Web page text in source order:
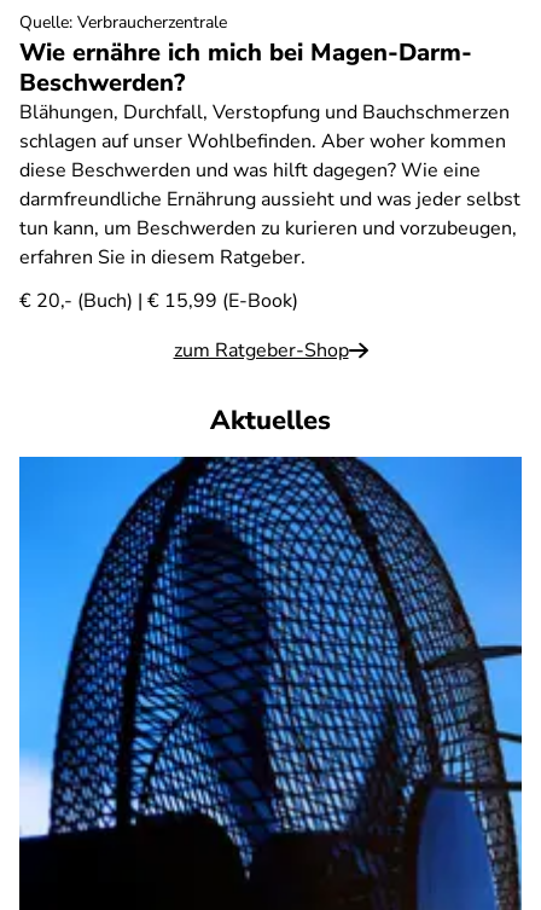
Wie ernähre ich mich bei Magen-Darm-
Beschwerden?
Blähungen, Durchfall, Verstopfung und Bauchschmerzen
schlagen auf unser Wohlbefinden. Aber woher kommen
diese Beschwerden und was hilft dagegen? Wie eine
darmfreundliche Ernährung aussieht und was jeder selbst
tun kann, um Beschwerden zu kurieren und vorzubeugen,
erfahren Sie in diesem Ratgeber.
€ 20,- (Buch) | € 15,99 (E-Book)
zum Ratgeber-Shop
Quelle: Verbraucherzentrale
Aktuelles